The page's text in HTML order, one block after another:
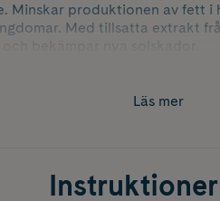
Minskar produktionen av fett
Med tillsatta extrakt
Läs mer
Instruktioner